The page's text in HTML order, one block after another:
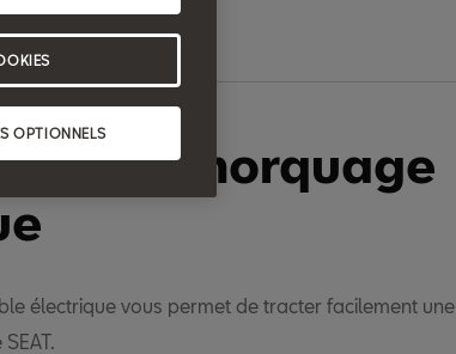
de remorquage
électrique vous permet de tracter facilement une
OPTIONNELS